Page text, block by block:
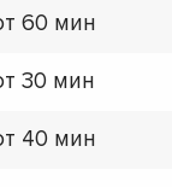
60 мин
30 мин
40 мин